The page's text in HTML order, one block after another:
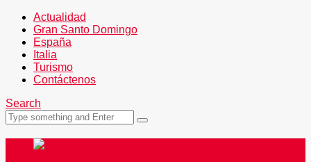
Actualidad
Gran Santo Domingo
España
Italia
Turismo
Contáctenos
Search